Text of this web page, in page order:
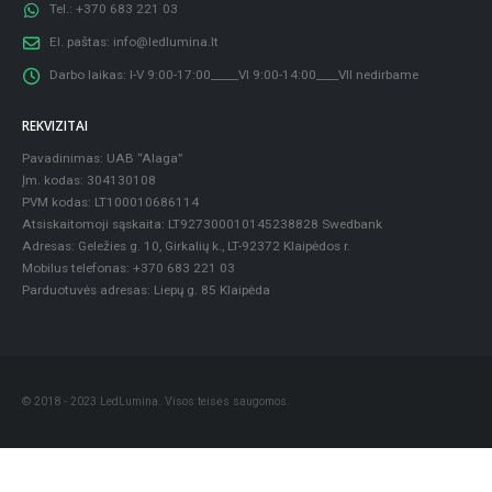
Tel.: +370 683 221 03
El. paštas: info@ledlumina.lt
Darbo laikas: I-V 9:00-17:00_____VI 9:00-14:00____VII nedirbame
REKVIZITAI
Pavadinimas: UAB “Alaga”
Įm. kodas: 304130108
PVM kodas: LT100010686114
Atsiskaitomoji sąskaita: LT927300010145238828 Swedbank
Adresas: Geležies g. 10, Girkalių k., LT-92372 Klaipėdos r.
Mobilus telefonas: +370 683 221 03
Parduotuvės adresas: Liepų g. 85 Klaipėda
© 2018 - 2023 LedLumina. Visos teisės saugomos.